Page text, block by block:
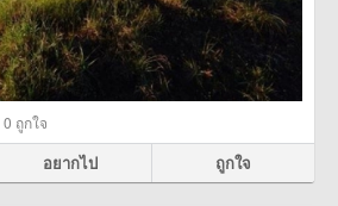
0 ถูกใจ
อยากไป ถูกใจ